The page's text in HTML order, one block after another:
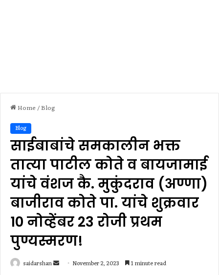
Home/Blog
Blog
साईबाबांचे समकालीन भक्त
तात्या पाटील कोते व बायजामाई
यांचे वंशज कै. मुकुंदराव (अण्णा)
बाजीराव कोते पा. यांचे शुक्रवार
10 नोव्हेंबर 23 रोजी प्रथम
पुण्यस्मरण!
saidarshan
Send November 2, 2023 1 minute read